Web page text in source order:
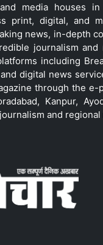
media houses in
print, digital, and
news, in-depth
journalism and
including
digital news
through the e-
Kanpur,
and regional